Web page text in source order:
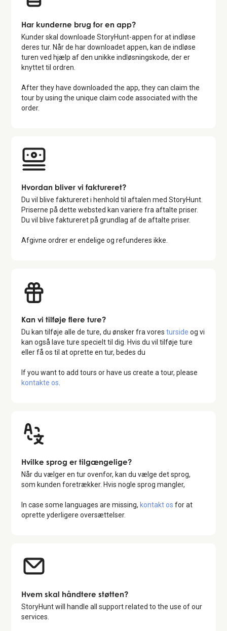
Har kunderne brug for en app?
Kunder skal downloade StoryHunt-appen for at indløse
deres tur. Når de har downloadet appen, kan de indløse
turen ved hjælp af den unikke indløsningskode, der er
knyttet til ordren.
After they have downloaded the app, they can claim the
tour by using the unique claim code associated with the
order.
Hvordan bliver vi faktureret?
Du vil blive faktureret i henhold til aftalen med StoryHunt.
Priserne på dette websted kan variere fra aftalte priser.
Du vil blive faktureret på grundlag af de aftalte priser.
Afgivne ordrer er endelige og refunderes ikke.
Kan vi tilføje flere ture?
Du kan tilføje alle de ture, du ønsker fra voresturside og vi
kan også lave ture specielt til dig. Hvis du vil tilføje ture
eller få os til at oprette en tur, bedes du
If you want to add tours or have us create a tour, please
kontakte os
Hvilke sprog er tilgængelige?
Når du vælger en tur ovenfor, kan du vælge det sprog,
som kunden foretrækker. Hvis nogle sprog mangler,
In case some languages are missing, kontakt os for at
oprette yderligere oversættelser.
Hvem skal håndtere støtten?
StoryHunt will handle all support related to the use of our
services.